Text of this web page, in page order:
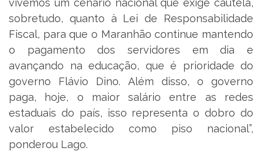
sobretudo, quanto à Lei de Responsabilidade
Fiscal, para que o Maranhão continue mantendo
o pagamento dos servidores em dia e
avançando na educação, que é prioridade do
governo Flávio Dino. Além disso, o governo
paga, hoje, o maior salário entre as redes
estaduais do país, isso representa o dobro do
valor estabelecido como piso nacional”,
ponderou Lago.